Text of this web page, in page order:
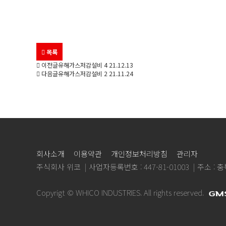
목록
이전글유해가스저감설비 4 21.12.13
다음글유해가스저감설비 2 21.11.24
회사소개 이용약관 개인정보처리방침
관리자
주식회사 위코
사업자등록번호 : 447-81-01003 주소 :
Copyrigt © WHICO INDUSTRIES. All rights reserved.